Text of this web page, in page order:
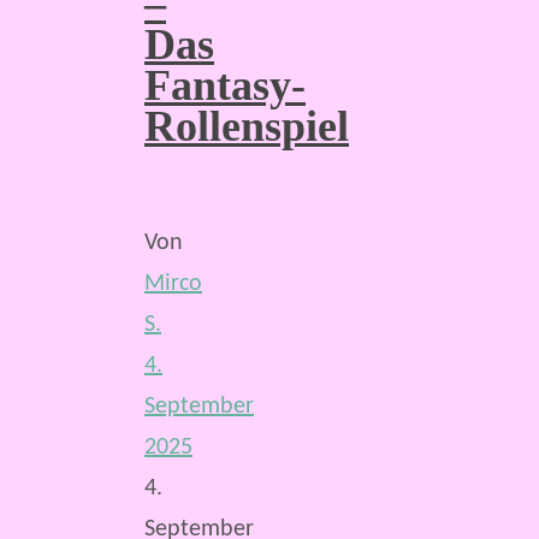
Das
Fantasy-
Rollenspiel
Von
Mirco
S.
4.
September
2025
4.
September